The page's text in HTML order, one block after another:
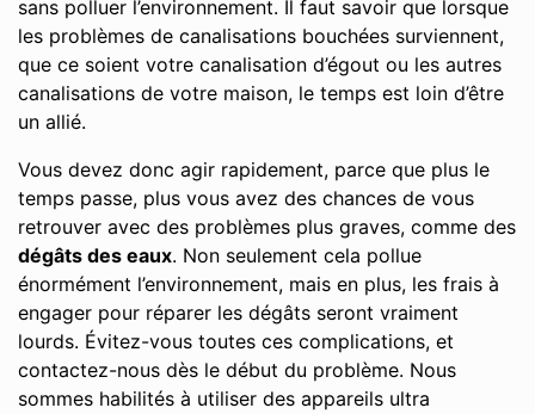
sans polluer l’environnement. Il faut savoir que lorsque
les problèmes de canalisations bouchées surviennent,
que ce soient votre canalisation d’égout ou les autres
canalisations de votre maison, le temps est loin d’être
un allié.
Vous devez donc agir rapidement, parce que plus le
temps passe, plus vous avez des chances de vous
retrouver avec des problèmes plus graves, comme des
dégâts des eaux. Non seulement cela pollue
énormément l’environnement, mais en plus, les frais à
engager pour réparer les dégâts seront vraiment
lourds. Évitez-vous toutes ces complications, et
contactez-nous dès le début du problème. Nous
sommes habilités à utiliser des appareils ultra